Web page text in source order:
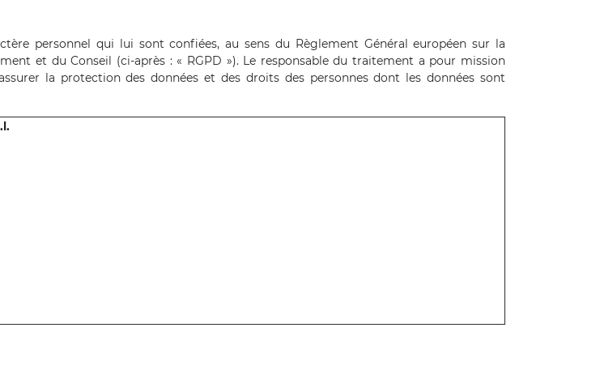
personnel qui lui sont confiées, au sens du Règlement Général européen sur la
et du Conseil (ci-après : « RGPD »). Le responsable du traitement a pour mission
la protection des données et des droits des personnes dont les données sont